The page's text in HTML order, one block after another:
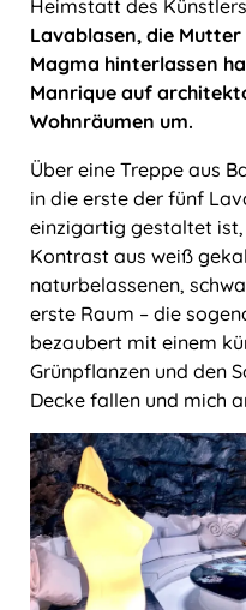
Heimstatt des
Lavablasen, die
Magma hinterlassen
Manrique auf
Wohnräumen um.
Über eine Treppe aus
in die erste der fünf
einzigartig gestaltet
Kontrast aus weiß
naturbelassenen,
erste Raum – die
bezaubert mit einem
Grünpflanzen und den
Decke fallen und mich